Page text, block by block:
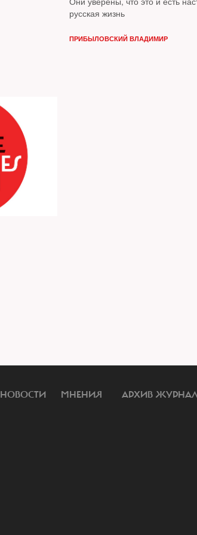
русская жизнь
ПРИБЫЛОВСКИЙ ВЛАДИМИР
НОВОСТИ МНЕНИЯ АРХИВ